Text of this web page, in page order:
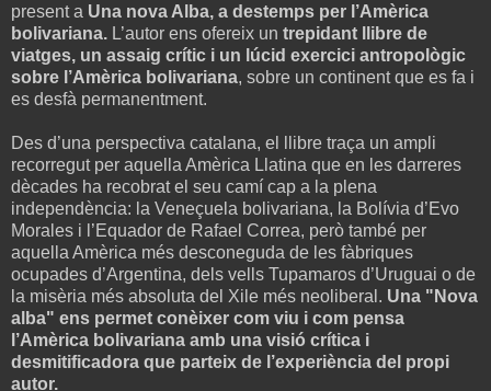
present a Una nova Alba, a destemps per l’Amèrica
bolivariana. L’autor ens ofereix un trepidant llibre de
viatges, un assaig crític i un lúcid exercici antropològic
sobre l’Amèrica bolivariana, sobre un continent que es fa i
es desfà permanentment.
Des d’una perspectiva catalana, el llibre traça un ampli
recorregut per aquella Amèrica Llatina que en les darreres
dècades ha recobrat el seu camí cap a la plena
independència: la Veneçuela bolivariana, la Bolívia d’Evo
Morales i l’Equador de Rafael Correa, però també per
aquella Amèrica més desconeguda de les fàbriques
ocupades d’Argentina, dels vells Tupamaros d’Uruguai o de
la misèria més absoluta del Xile més neoliberal. Una "Nova
alba" ens permet conèixer com viu i com pensa
l’Amèrica bolivariana amb una visió crítica i
desmitificadora que parteix de l’experiència del propi
autor.